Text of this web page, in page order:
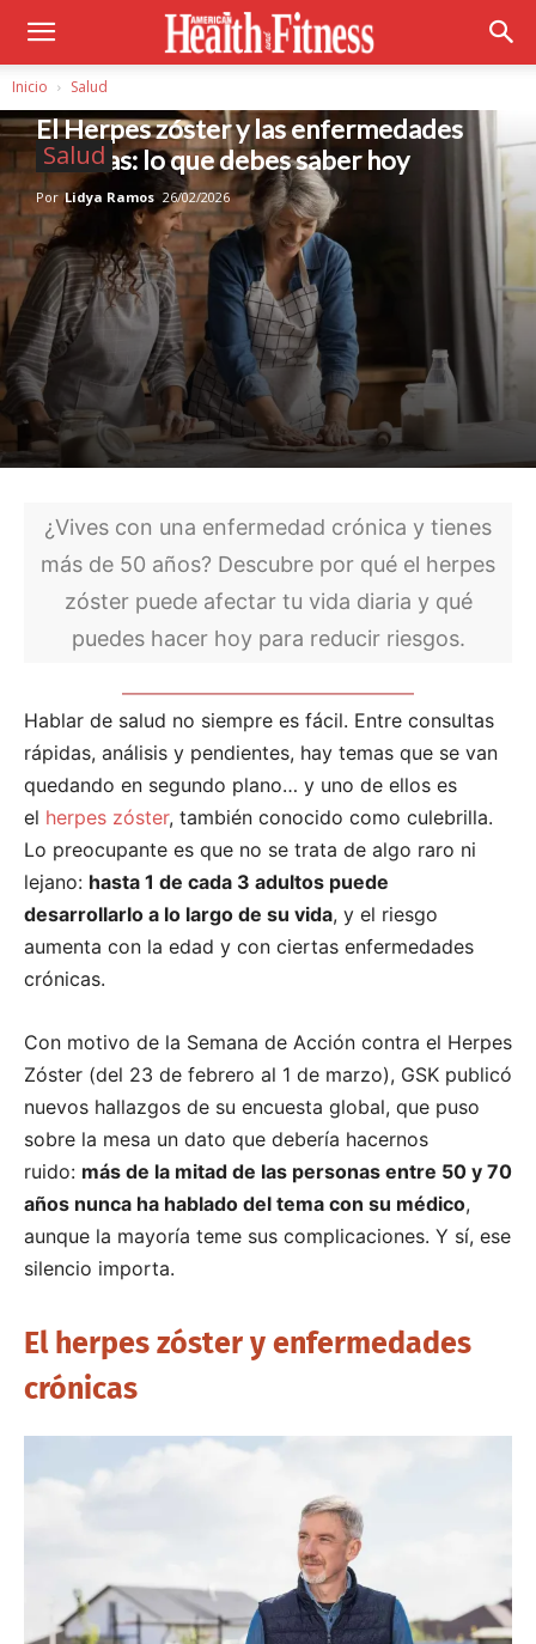
Inicio Salud
Salud
El Herpes zóster y las enfermedades
crónicas: lo que debes saber hoy
Por Lidya Ramos 26/02/2026
¿Vives con una enfermedad crónica y tienes
más de 50 años? Descubre por qué el herpes
zóster puede afectar tu vida diaria y qué
puedes hacer hoy para reducir riesgos.
Hablar de salud no siempre es fácil. Entre consultas
rápidas, análisis y pendientes, hay temas que se van
quedando en segundo plano… y uno de ellos es
el herpes zóster, también conocido como culebrilla.
Lo preocupante es que no se trata de algo raro ni
lejano: hasta 1 de cada 3 adultos puede
desarrollarlo a lo largo de su vida, y el riesgo
aumenta con la edad y con ciertas enfermedades
crónicas.
Con motivo de la Semana de Acción contra el Herpes
Zóster (del 23 de febrero al 1 de marzo), GSK publicó
nuevos hallazgos de su encuesta global, que puso
sobre la mesa un dato que debería hacernos
ruido: más de la mitad de las personas entre 50 y 70
años nunca ha hablado del tema con su médico,
aunque la mayoría teme sus complicaciones. Y sí, ese
silencio importa.
El herpes zóster y enfermedades
crónicas